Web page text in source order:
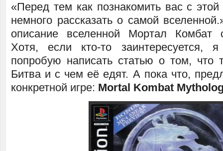
«Перед тем как познакомить вас с
немного рассказать о самой
описание вселенной Мортал Комбат
Хотя, если кто-то заинтересуется,
попробую написать статью о том, что
Битва и с чем её едят. А пока что,
конкретной игре: Mortal Kombat